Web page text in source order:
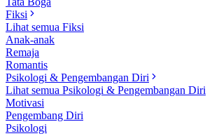
Fiksi
Lihat semua Fiksi
Anak-anak
Remaja
Romantis
Psikologi & Pengembangan Diri
Lihat semua Psikologi & Pengembangan Diri
Motivasi
Pengembang Diri
Psikologi